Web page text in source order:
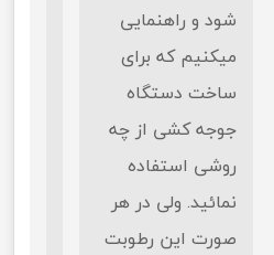
شود و راهنمایی
میکنیم که برای
ساخت دستگاه
جوجه کشی از چه
روشی استفاده
نمائید. ولی در هر
صورت این رطوبت